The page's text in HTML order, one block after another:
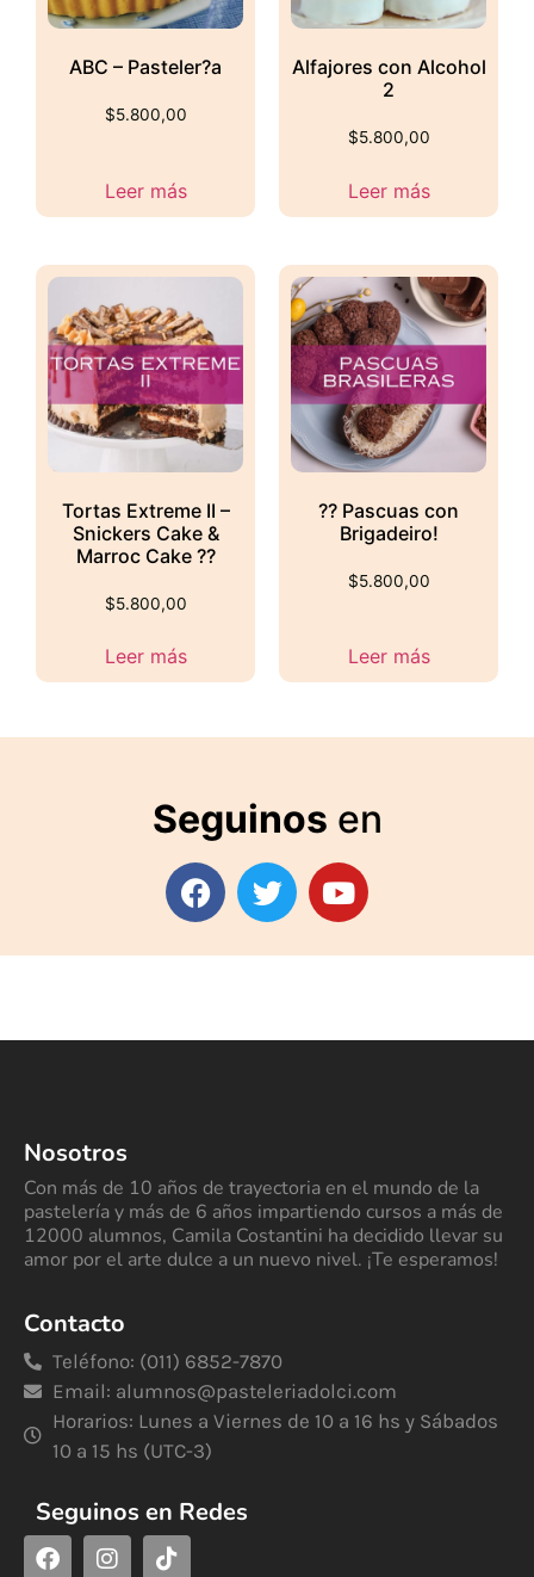
ABC – Pasteler?a
$5.800,00
Leer más
Alfajores con Alcohol
2
$5.800,00
Leer más
Tortas Extreme II –
Snickers Cake &
Marroc Cake ??
$5.800,00
Leer más
?? Pascuas con
Brigadeiro!
$5.800,00
Leer más
Seguinos en
Nosotros
Con más de 10 años de trayectoria en el mundo de la
pastelería y más de 6 años impartiendo cursos a más de
12000 alumnos, Camila Costantini ha decidido llevar su
amor por el arte dulce a un nuevo nivel. ¡Te esperamos!
Contacto
Teléfono: (011) 6852-7870
Email: alumnos@pasteleriadolci.com
Horarios: Lunes a Viernes de 10 a 16 hs y Sábados
10 a 15 hs (UTC-3)
Seguinos en Redes